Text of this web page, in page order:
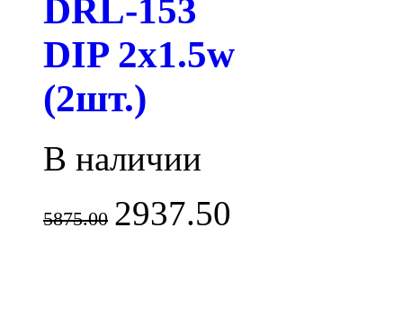
DRL-153
DIP 2x1.5w
(2шт.)
В наличии
5875.00 2937.50